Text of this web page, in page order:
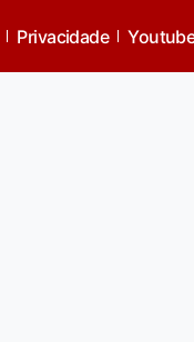
Privacidade